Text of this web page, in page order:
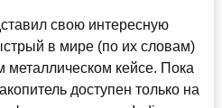
свою интересную
в мире (по их словам)
кейсе. Пока
доступен только на